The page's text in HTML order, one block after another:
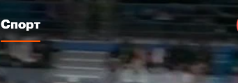
Спорт
Спорт